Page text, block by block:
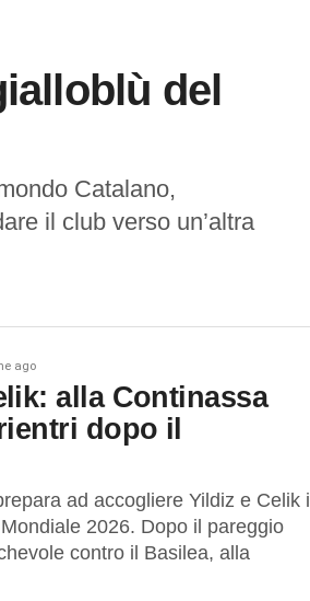
del
Catalano,
il club verso un’altra
ago
alla Continassa
dopo il
ad accogliere Yildiz e Celik i
2026. Dopo il pareggio
contro il Basilea, alla